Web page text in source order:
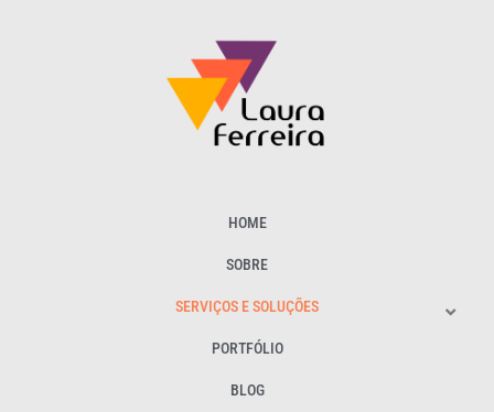
HOME
SOBRE
SERVIÇOS E SOLUÇÕES
PORTFÓLIO
BLOG